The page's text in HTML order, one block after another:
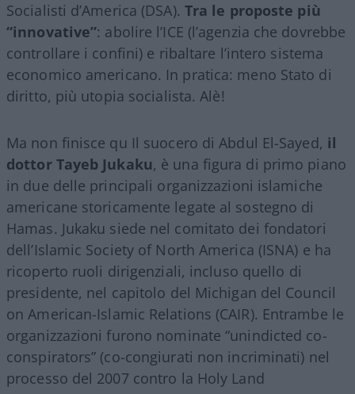
Socialisti d’America (DSA). Tra le proposte più
“innovative”: abolire l’ICE (l’agenzia che dovrebbe
controllare i confini) e ribaltare l’intero sistema
economico americano. In pratica: meno Stato di
diritto, più utopia socialista. Alè!
Ma non finisce qu Il suocero di Abdul El-Sayed, il
dottor Tayeb Jukaku, è una figura di primo piano
in due delle principali organizzazioni islamiche
americane storicamente legate al sostegno di
Hamas. Jukaku siede nel comitato dei fondatori
dell’Islamic Society of North America (ISNA) e ha
ricoperto ruoli dirigenziali, incluso quello di
presidente, nel capitolo del Michigan del Council
on American-Islamic Relations (CAIR). Entrambe le
organizzazioni furono nominate “unindicted co-
conspirators” (co-congiurati non incriminati) nel
processo del 2007 contro la Holy Land